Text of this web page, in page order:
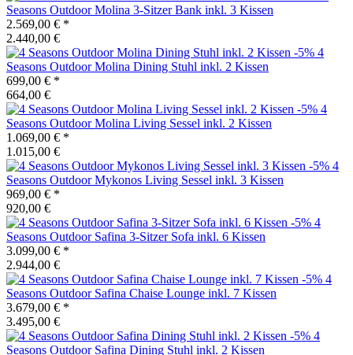
Seasons OutdoorMolina 3-Sitzer Bank inkl. 3 Kissen
2.569,00 € *
2.440,00 €
-5% 4
Seasons OutdoorMolina Dining Stuhl inkl. 2 Kissen
699,00 € *
664,00 €
-5% 4
Seasons OutdoorMolina Living Sessel inkl. 2 Kissen
1.069,00 € *
1.015,00 €
-5% 4
Seasons OutdoorMykonos Living Sessel inkl. 3 Kissen
969,00 € *
920,00 €
-5% 4
Seasons OutdoorSafina 3-Sitzer Sofa inkl. 6 Kissen
3.099,00 € *
2.944,00 €
-5% 4
Seasons OutdoorSafina Chaise Lounge inkl. 7 Kissen
3.679,00 € *
3.495,00 €
-5% 4
Seasons OutdoorSafina Dining Stuhl inkl. 2 Kissen